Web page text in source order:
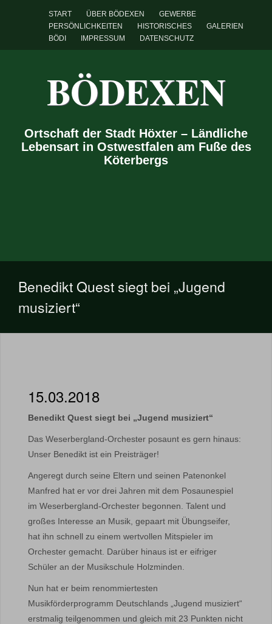
START ÜBER BÖDEXEN
GEWERBE
PERSÖNLICHKEITEN
HISTORISCHES
GALERIEN
BÖDI
IMPRESSUM DATENSCHUTZ
BÖDEXEN
Ortschaft der Stadt Höxter – Ländliche
Lebensart in Ostwestfalen am Fuße des
Köterbergs
Benedikt Quest siegt bei „Jugend
musiziert“
15.03.2018
Benedikt Quest siegt bei „Jugend musiziert“
Das Weserbergland-Orchester posaunt es gern hinaus:
Unser Benedikt ist ein Preisträger!
Angeregt durch seine Eltern und seinen Patenonkel
Manfred hat er vor drei Jahren mit dem Posaunespiel
im Weserbergland-Orchester begonnen. Talent und
großes Interesse an Musik, gepaart mit Übungseifer,
hat ihn schnell zu einem wertvollen Mitspieler im
Orchester gemacht. Darüber hinaus ist er eifriger
Schüler an der Musikschule Holzminden.
Nun hat er beim renommiertesten
Musikförderprogramm Deutschlands „Jugend musiziert“
erstmalig teilgenommen und gleich mit 23 Punkten nicht